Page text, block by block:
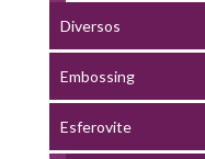
Diversos
Embossing
Esferovite